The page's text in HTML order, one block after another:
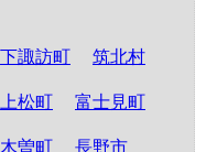
下諏訪町 筑北村
上松町 富士見町
曽町 長野市